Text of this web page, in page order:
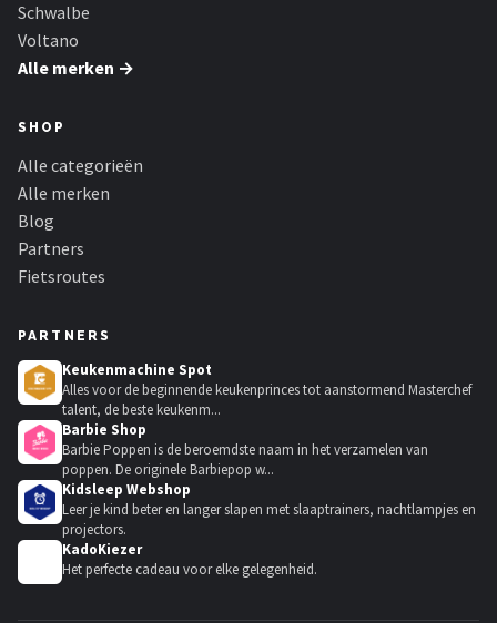
Schwalbe
Voltano
Alle merken →
SHOP
Alle categorieën
Alle merken
Blog
Partners
Fietsroutes
PARTNERS
Keukenmachine Spot
Alles voor de beginnende keukenprinces tot aanstormend Masterchef
talent, de beste keukenm...
Barbie Shop
Barbie Poppen is de beroemdste naam in het verzamelen van
poppen. De originele Barbiepop w...
Kidsleep Webshop
Leer je kind beter en langer slapen met slaaptrainers, nachtlampjes en
projectors.
KadoKiezer
Het perfecte cadeau voor elke gelegenheid.